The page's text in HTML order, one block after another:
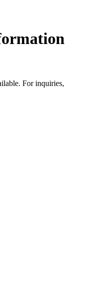
For inquiries,